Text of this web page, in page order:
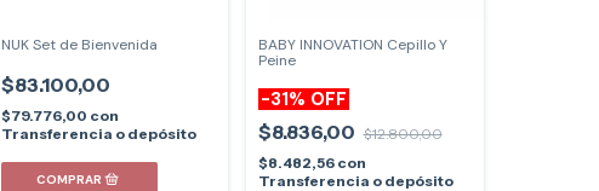
NUK Set de Bienvenida
$83.100,00
$79.776,00 con
Transferencia o depósito
BABY INNOVATION Cepillo Y
Peine
-31% OFF
$8.836,00 $12.800,00
$8.482,56 con
Transferencia o depósito